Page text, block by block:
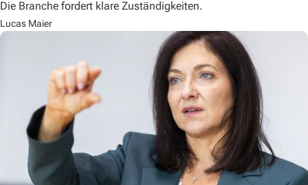
Die Branche fordert klare Zuständigkeiten.
Lucas Maier